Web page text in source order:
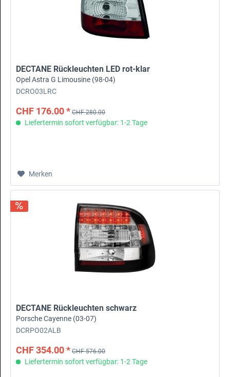
DECTANE Rückleuchten LED rot-klar
Opel Astra G Limousine (98-04)
DCRO03LRC
CHF 176.00 * CHF 280.00
Liefertermin sofort verfügbar: 1-2 Tage
Merken
DECTANE Rückleuchten schwarz
Porsche Cayenne (03-07)
DCRPO02ALB
CHF 354.00 * CHF 576.00
Liefertermin sofort verfügbar: 1-2 Tage